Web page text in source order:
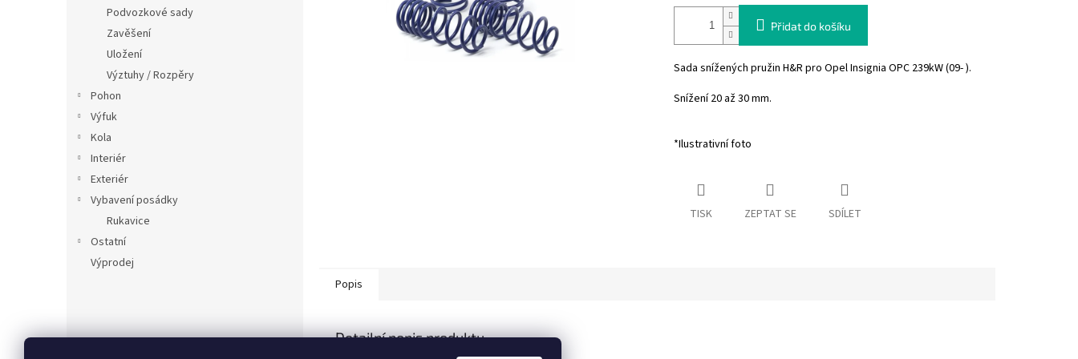
Podvozkové sady
Zavěšení
Uložení
Výztuhy / Rozpěry
Pohon
Výfuk
Kola
Interiér
Exteriér
Vybavení posádky
Rukavice
Ostatní
Výprodej
Přidat do košíku
Sada snížených pružin H&R pro Opel Insignia OPC 239kW (09- ).
Snížení 20 až 30 mm.
*Ilustrativní foto
TISK ZEPTAT SE SDÍLET
Popis
Detailní popis produktu